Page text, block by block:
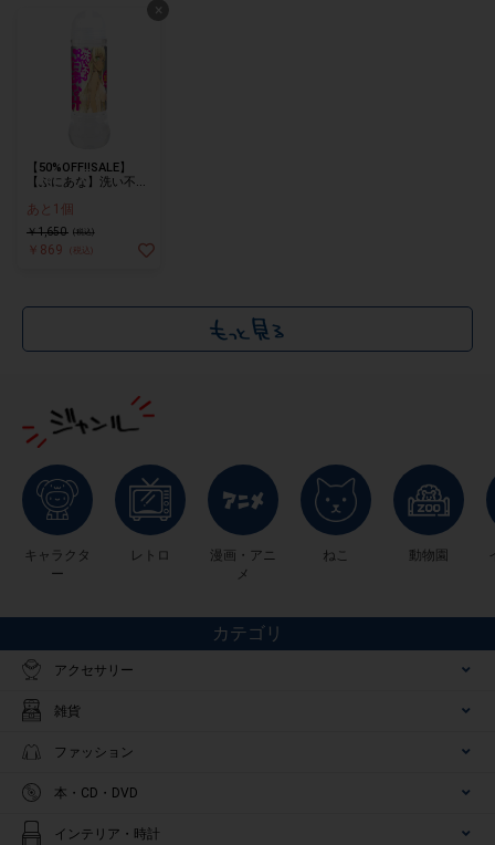
×
【50%OFF!!SALE】
【ぷにあな】洗い不要!
あと1個
￥1,650 (税込)
￥869 (税込)
キャラクタ
ー
レトロ
漫画・アニ
メ
ねこ 動物園
カテゴリ
アクセサリー
雑貨
ファッション
本・CD・DVD
インテリア・時計